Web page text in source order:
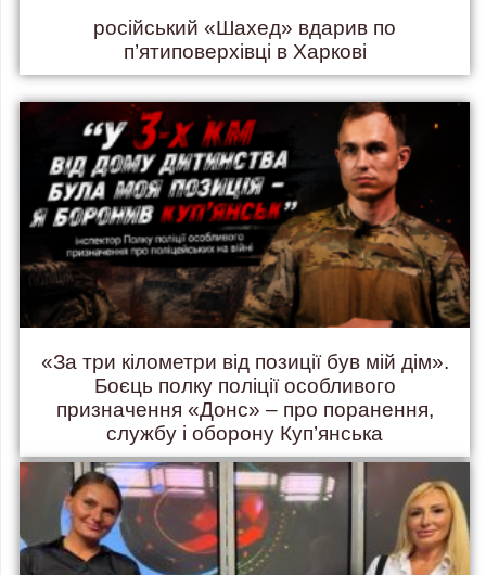
російський «Шахед» вдарив по
п’ятиповерхівці в Харкові
«За три кілометри від позиції був мій дім».
Боєць полку поліції особливого
призначення «Донс» – про поранення,
службу і оборону Куп’янська